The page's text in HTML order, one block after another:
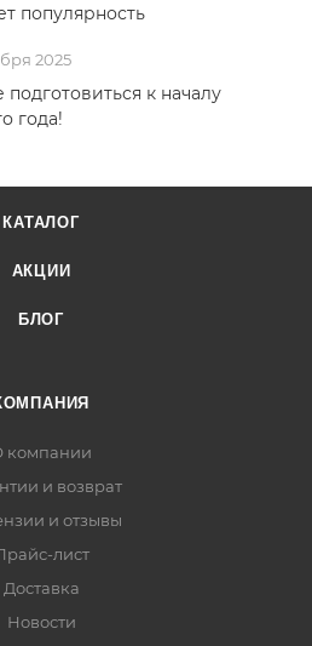
популярность
2025
подготовиться к началу
года!
КАТАЛОГ
АКЦИИ
БЛОГ
компании
и возврат
и отзывы
лист
Доставка
Новости